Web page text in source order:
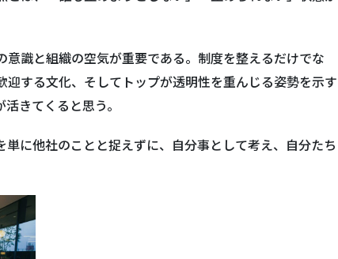
識と組織の空気が重要である。制度を整えるだけでな
する文化、そしてトップが透明性を重んじる姿勢を示す
きてくると思う。
に他社のことと捉えずに、自分事として考え、自分たち